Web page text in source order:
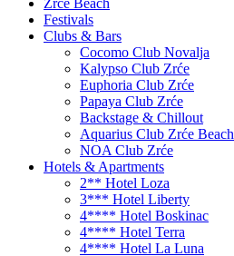
Zrće Beach
Festivals
Clubs & Bars
Cocomo Club Novalja
Kalypso Club Zrće
Euphoria Club Zrće
Papaya Club Zrće
Backstage & Chillout
Aquarius Club Zrće Beach
NOA Club Zrće
Hotels & Apartments
2** Hotel Loza
3*** Hotel Liberty
4**** Hotel Boskinac
4**** Hotel Terra
4**** Hotel La Luna